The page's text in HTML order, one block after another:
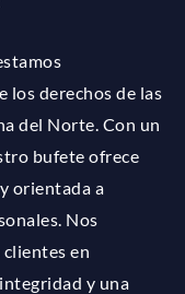
los derechos de las
del Norte. Con un
bufete ofrece
orientada a
Nos
en
y una